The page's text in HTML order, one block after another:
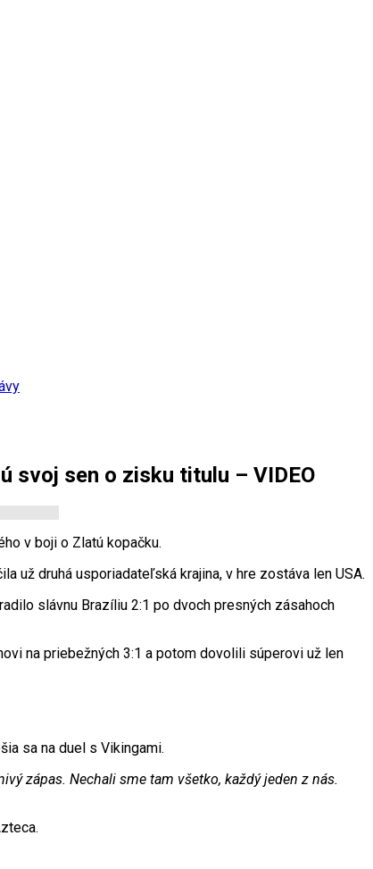
svoj sen o zisku titulu – VIDEO
v boji o Zlatú kopačku.
už druhá usporiadateľská krajina, v hre zostáva len USA.
slávnu Brazíliu 2:1 po dvoch presných zásahoch
na priebežných 3:1 a potom dovolili súperovi už len
sa na duel s Vikingami.
zápas. Nechali sme tam všetko, každý jeden z nás.